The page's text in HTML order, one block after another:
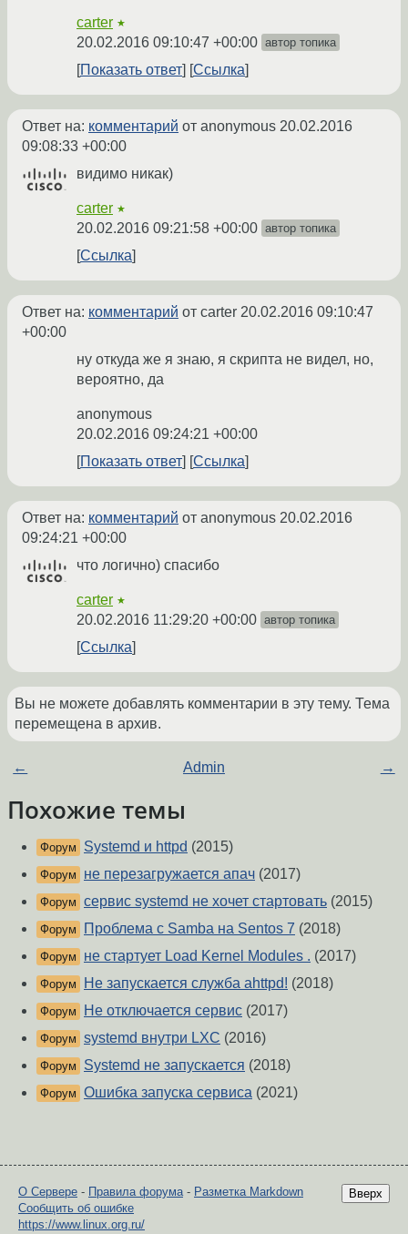
carter ★
20.02.2016 09:10:47 +00:00 автор топика
Показать ответ Ссылка
Ответ на: комментарий от anonymous 20.02.2016
09:08:33 +00:00
видимо никак)
carter ★
20.02.2016 09:21:58 +00:00 автор топика
Ссылка
Ответ на: комментарий от carter 20.02.2016 09:10:47
+00:00
ну откуда же я знаю, я скрипта не видел, но,
вероятно, да
anonymous
20.02.2016 09:24:21 +00:00
Показать ответ
Ссылка
Ответ на: комментарий от anonymous 20.02.2016
09:24:21 +00:00
что логично) спасибо
carter ★
20.02.2016 11:29:20 +00:00 автор топика
Ссылка
Вы не можете добавлять комментарии в эту тему. Тема
перемещена в архив.
← Admin →
Похожие темы
Форум Systemd и httpd (2015)
Форум не перезагружается апач (2017)
Форум сервис systemd не хочет стартовать (2015)
Форум Проблема с Samba на Sentos 7 (2018)
Форум не стартует Load Kernel Modules . (2017)
Форум Не запускается служба ahttpd! (2018)
Форум Не отключается сервис (2017)
Форум systemd внутри LXC (2016)
Форум Systemd не запускается (2018)
Форум Ошибка запуска сервиса (2021)
Вверх
О Сервере - Правила форума- Разметка Markdown
Сообщить об ошибке
https://www.linux.org.ru/